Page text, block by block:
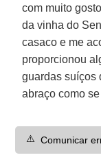
com muito
da vinha do
casaco e me
proporcionou
guardas suíços
abraço como
⚠️ Comunicar